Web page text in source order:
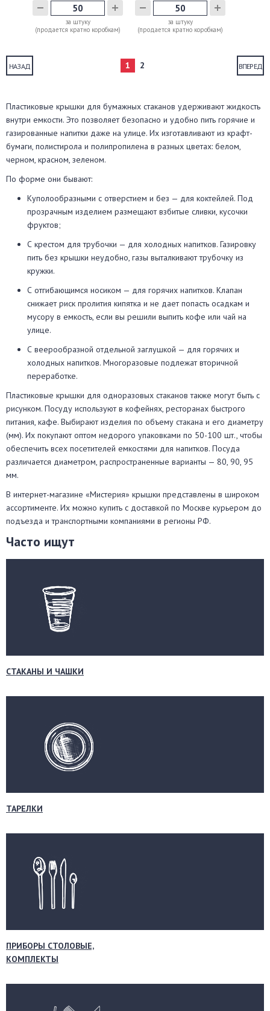
за штуку
(продается кратно коробкам)
за штуку
(продается кратно коробкам)
НАЗАД ВПЕРЕД
1 2
Пластиковые крышки для бумажных стаканов удерживают жидкость
внутри емкости. Это позволяет безопасно и удобно пить горячие и
газированные напитки даже на улице. Их изготавливают из крафт-
бумаги, полистирола и полипропилена в разных цветах: белом,
черном, красном, зеленом.
По форме они бывают:
Куполообразными с отверстием и без — для коктейлей. Под
прозрачным изделием размещают взбитые сливки, кусочки
фруктов;
С крестом для трубочки — для холодных напитков. Газировку
пить без крышки неудобно, газы выталкивают трубочку из
кружки.
С отгибающимся носиком — для горячих напитков. Клапан
снижает риск пролития кипятка и не дает попасть осадкам и
мусору в емкость, если вы решили выпить кофе или чай на
улице.
С веерообразной отдельной заглушкой — для горячих и
холодных напитков. Многоразовые подлежат вторичной
переработке.
Пластиковые крышки для одноразовых стаканов также могут быть с
рисунком. Посуду используют в кофейнях, ресторанах быстрого
питания, кафе. Выбирают изделия по объему стакана и его диаметру
(мм). Их покупают оптом недорого упаковками по 50-100 шт., чтобы
обеспечить всех посетителей емкостями для напитков. Посуда
различается диаметром, распространенные варианты — 80, 90, 95
мм.
В интернет-магазине «Мистерия» крышки представлены в широком
ассортименте. Их можно купить с доставкой по Москве курьером до
подъезда и транспортными компаниями в регионы РФ.
Часто ищут
СТАКАНЫ И ЧАШКИ
ТАРЕЛКИ
ПРИБОРЫ СТОЛОВЫЕ,
КОМПЛЕКТЫ